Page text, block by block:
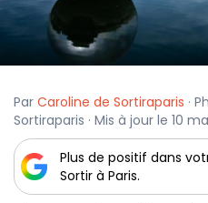
Par Caroline de Sortiraparis ·
Sortiraparis · Mis à jour le 10
Plus de positif dans
Sortir à Paris.